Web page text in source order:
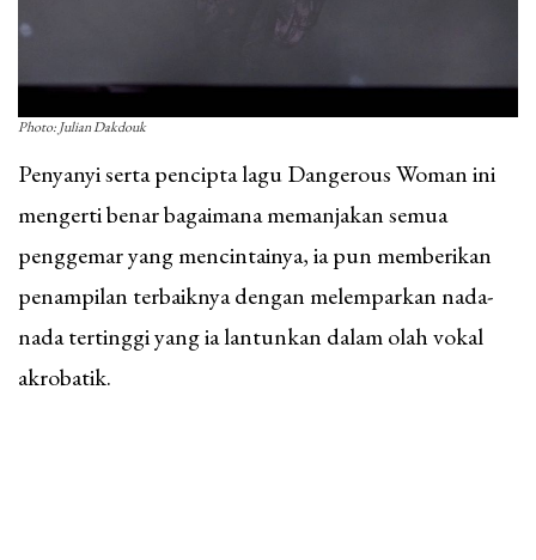
Photo: Julian Dakdouk
Penyanyi serta pencipta lagu Dangerous Woman ini
mengerti benar bagaimana memanjakan semua
penggemar yang mencintainya, ia pun memberikan
penampilan terbaiknya dengan melemparkan nada-
nada tertinggi yang ia lantunkan dalam olah vokal
akrobatik.